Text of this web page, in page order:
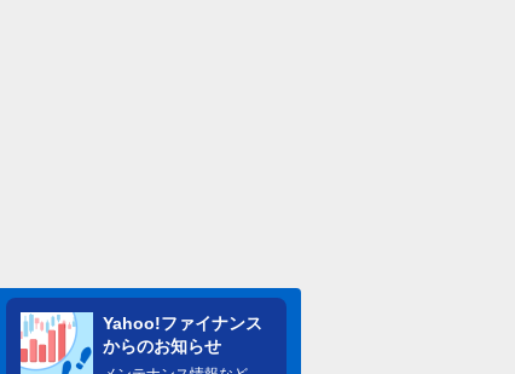
Yahoo!ファイナンス
からのお知らせ